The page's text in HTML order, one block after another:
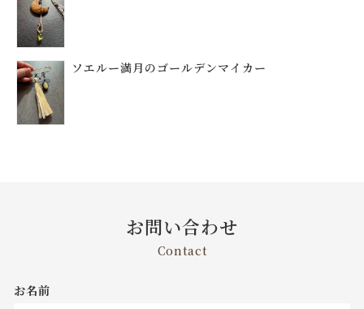
ソエルー満月のゴールデンマイカー
お問い合わせ
Contact
お名前